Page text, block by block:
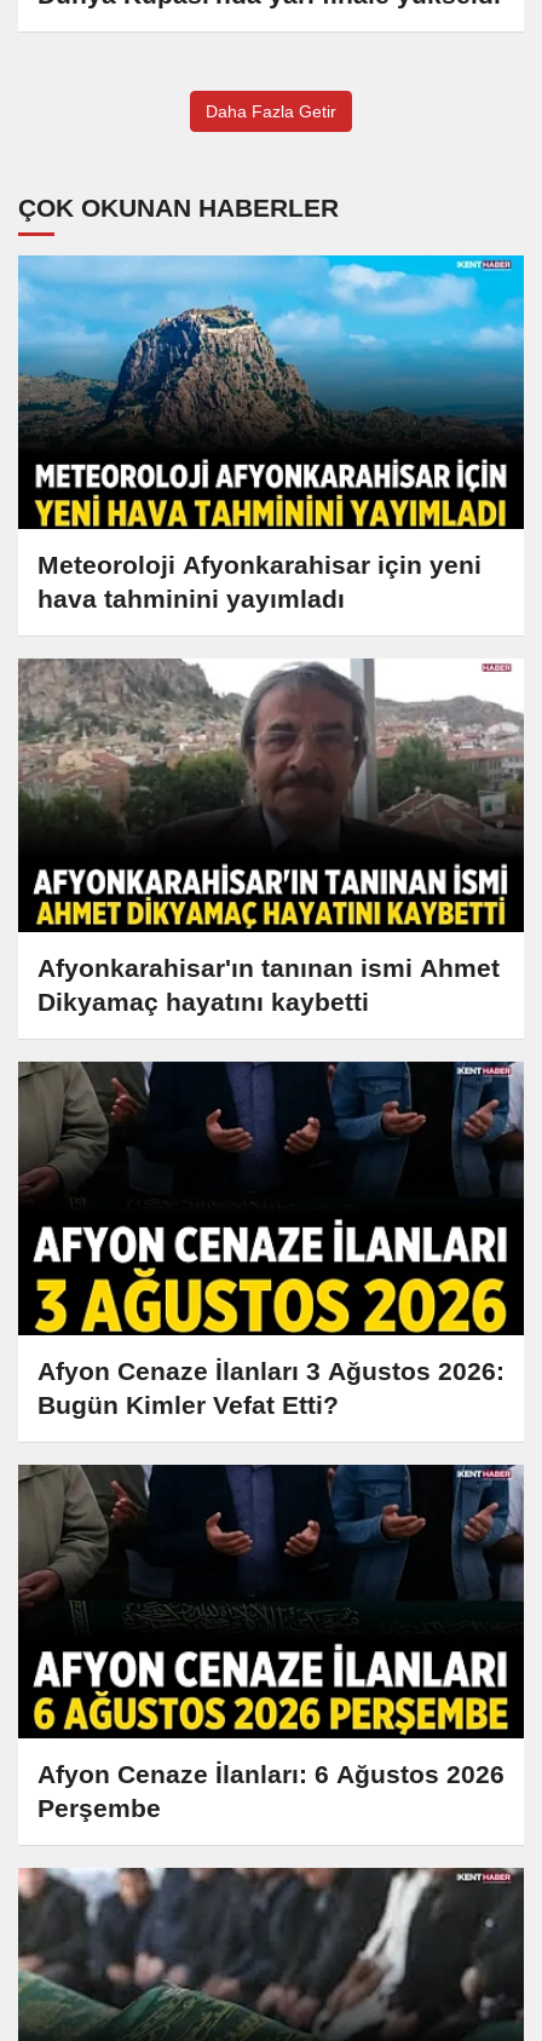
Daha Fazla Getir
ÇOK OKUNAN HABERLER
Meteoroloji Afyonkarahisar için yeni
hava tahminini yayımladı
Afyonkarahisar'ın tanınan ismi Ahmet
Dikyamaç hayatını kaybetti
Afyon Cenaze İlanları 3 Ağustos 2026:
Bugün Kimler Vefat Etti?
Afyon Cenaze İlanları: 6 Ağustos 2026
Perşembe